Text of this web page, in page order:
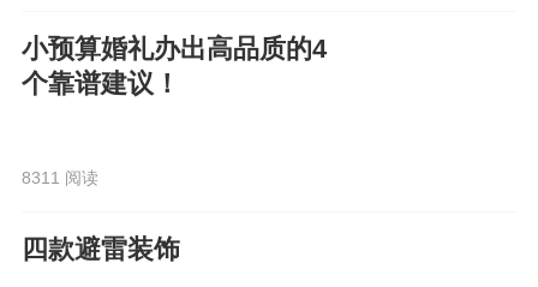
小预算婚礼办出高品质的4
个靠谱建议！
8311 阅读
四款避雷装饰